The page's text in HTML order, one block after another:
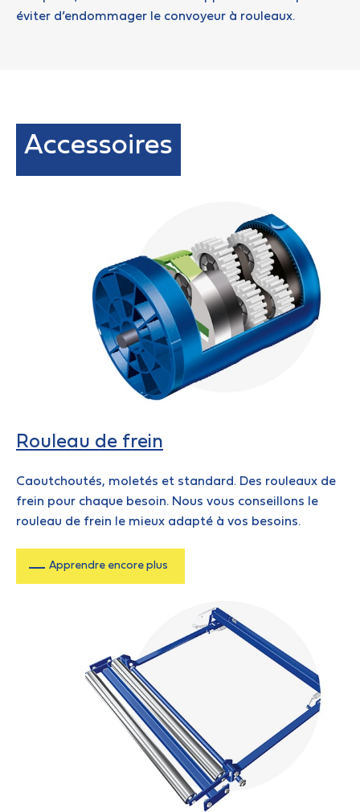
éviter d’endommager le convoyeur à rouleaux.
Accessoires
Rouleau de frein
Caoutchoutés, moletés et standard. Des rouleaux de
frein pour chaque besoin. Nous vous conseillons le
rouleau de frein le mieux adapté à vos besoins.
Apprendre encore plus